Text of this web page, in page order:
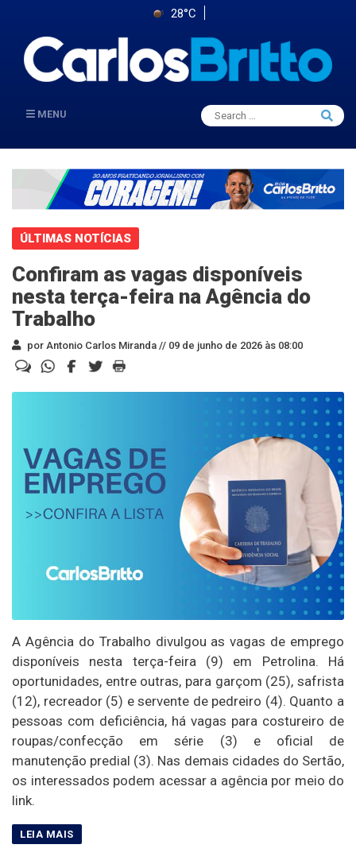
28°C
MENU
Search
for:
Search
ÚLTIMAS NOTÍCIAS
Confiram as vagas disponíveis
nesta terça-feira na Agência do
Trabalho
por Antonio Carlos Miranda // 09 de junho de 2026 às 08:00
A Agência do Trabalho divulgou as vagas de emprego
disponíveis nesta terça-feira (9) em Petrolina. Há
oportunidades, entre outras, para garçom (25), safrista
(12), recreador (5) e servente de pedreiro (4). Quanto a
pessoas com deficiência, há vagas para costureiro de
roupas/confecção em série (3) e oficial de
manutenção predial (3). Nas demais cidades do Sertão,
os interessados podem acessar a agência por meio do
link.